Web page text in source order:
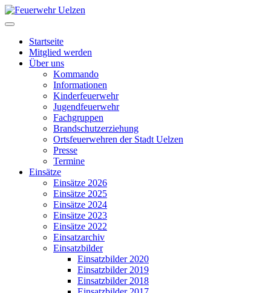
Startseite
Mitglied werden
Über uns
Kommando
Informationen
Kinderfeuerwehr
Jugendfeuerwehr
Fachgruppen
Brandschutzerziehung
Ortsfeuerwehren der Stadt Uelzen
Presse
Termine
Einsätze
Einsätze 2026
Einsätze 2025
Einsätze 2024
Einsätze 2023
Einsätze 2022
Einsatzarchiv
Einsatzbilder
Einsatzbilder 2020
Einsatzbilder 2019
Einsatzbilder 2018